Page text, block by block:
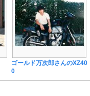
ゴールド万次郎さんのXZ40
0